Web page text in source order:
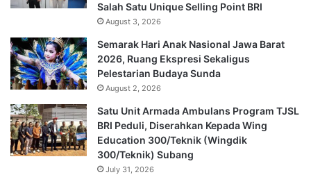
Salah Satu Unique Selling Point BRI
August 3, 2026
Semarak Hari Anak Nasional Jawa Barat
2026, Ruang Ekspresi Sekaligus
Pelestarian Budaya Sunda
August 2, 2026
Satu Unit Armada Ambulans Program TJSL
BRI Peduli, Diserahkan Kepada Wing
Education 300/Teknik (Wingdik
300/Teknik) Subang
July 31, 2026